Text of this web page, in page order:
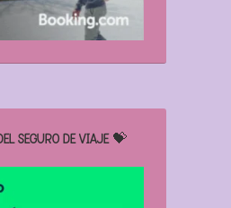
SEGURO DE VIAJE 💝